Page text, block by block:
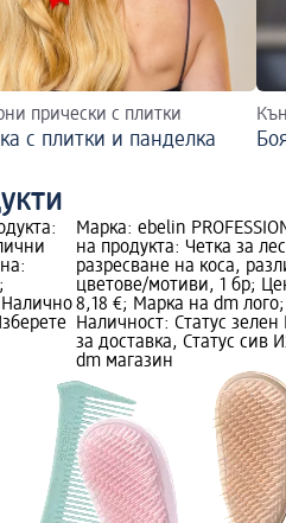
прически с плитки
с плитки и панделка
Налично
Марка: ebelin
на продукта: Четка за
разресване на коса,
цветове/мотиви, 1 бр;
8,18 €; Марка на dm лого;
Наличност: Статус
за доставка, Статус сив
dm магазин